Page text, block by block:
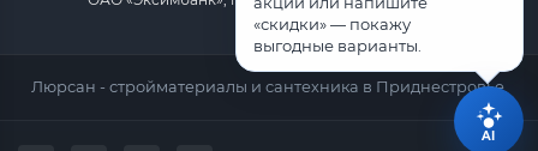
Люрсан - стройматериалы и сантехника в Приднестровье.
«скидки» — покажу
выгодные варианты.
AI